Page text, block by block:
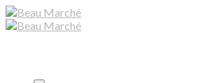
Skip
to